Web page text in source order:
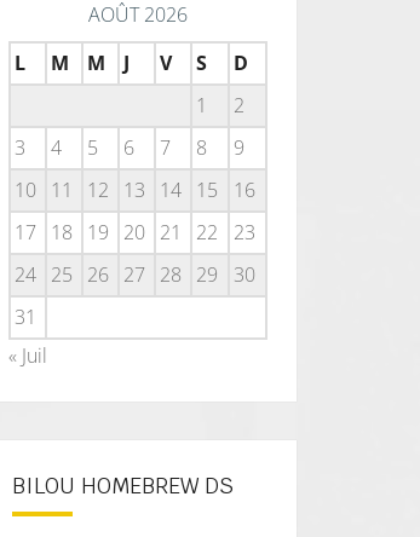
AOÛT 2026
L
M M J V S
D
1
2
3
4 5 6 7 8
9
10
11 12 13 14 15
16
17
18 19 20 21 22
23
24
25 26 27 28 29
30
31
« Juil
BILOU HOMEBREW DS